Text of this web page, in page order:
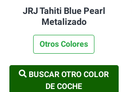
JRJ Tahiti Blue Pearl
Metalizado
Otros Colores
BUSCAR OTRO COLOR
DE COCHE